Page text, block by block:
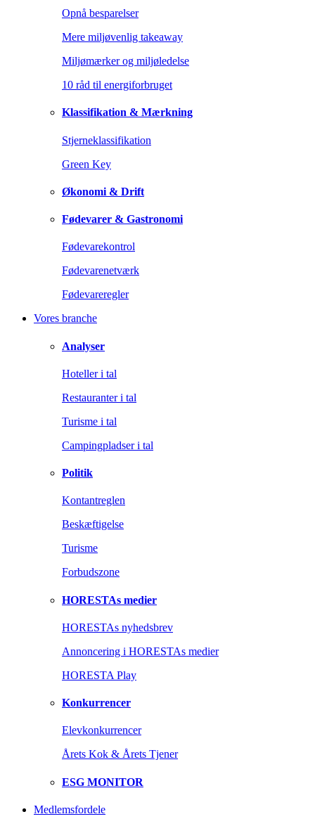
Opnå besparelser
Mere miljøvenlig takeaway
Miljømærker og miljøledelse
10 råd til energiforbruget
Klassifikation & Mærkning
Stjerneklassifikation
Green Key
Økonomi & Drift
Fødevarer & Gastronomi
Fødevarekontrol
Fødevarenetværk
Fødevareregler
Vores branche
Analyser
Hoteller i tal
Restauranter i tal
Turisme i tal
Campingpladser i tal
Politik
Kontantreglen
Beskæftigelse
Turisme
Forbudszone
HORESTAs medier
HORESTAs nyhedsbrev
Annoncering i HORESTAs medier
HORESTA Play
Konkurrencer
Elevkonkurrencer
Årets Kok & Årets Tjener
ESG MONITOR
Medlemsfordele